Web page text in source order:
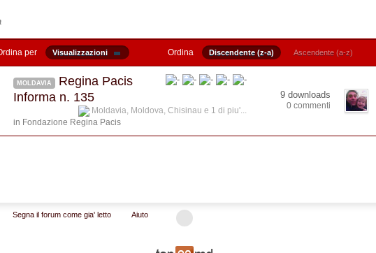
per Visualizzazioni Ordina Discendente (z-a) Ascendente (a-z)
MOLDAVIA
Regina Pacis
Informa n. 135
Moldavia, Moldova, Chisinau e 1 di piu'...
in Fondazione Regina Pacis
9 downloads
0 commenti
Segna il forum come gia' letto Aiuto